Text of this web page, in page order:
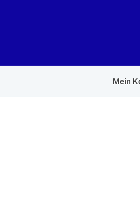
Mein
Menü